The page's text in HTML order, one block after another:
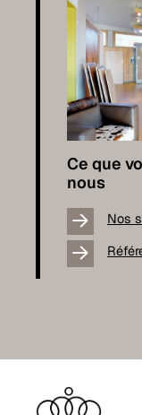
Ce que
nous
Nos